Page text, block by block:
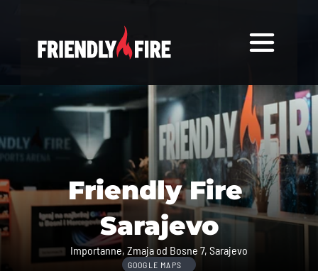
Friendly Fire
Sarajevo
Importanne, Zmaja od Bosne 7, Sarajevo
GOOGLE MAPS